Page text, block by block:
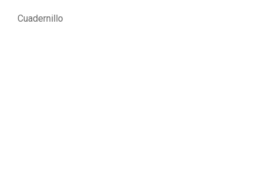
Cuadernillo